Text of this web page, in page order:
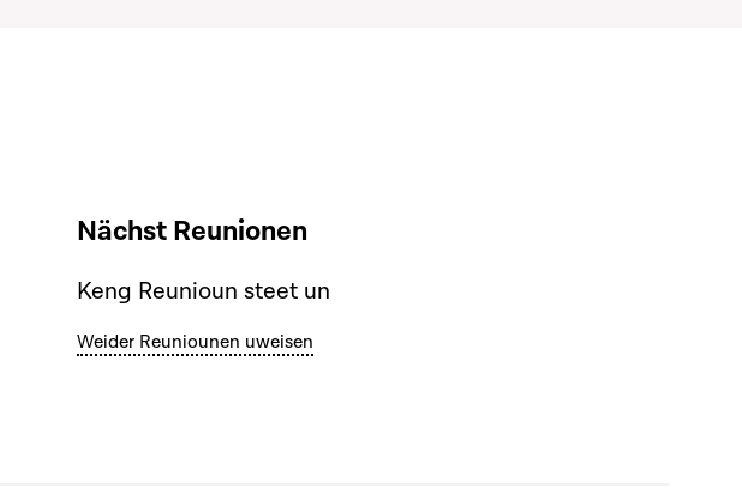
Nächst Reunionen
Keng Reunioun steet un
Weider Reuniounen uweisen